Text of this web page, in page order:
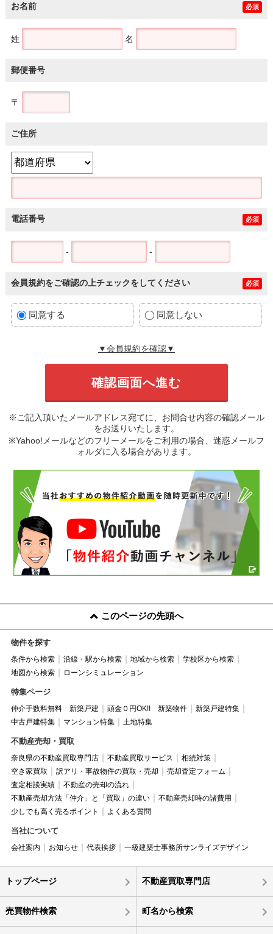
お名前 必須
姓 名
郵便番号
〒
ご住所
電話番号 必須
- -
会員規約をご確認の上チェックをしてください 必須
同意する 同意しない
▼会員規約を確認▼
※ご記入頂いたメールアドレス宛てに、お問合せ内容の確認メール
をお送りいたします。
※Yahoo!メールなどのフリーメールをご利用の場合、迷惑メールフ
ォルダに入る場合があります。
このページの先頭へ
物件を探す
条件から検索 沿線・駅から検索 地域から検索
学校区から検索
地図から検索
ローンシミュレーション
特集ページ
仲介手数料無料 新築戸建 頭金０円OK!! 新築物件
新築戸建特集
中古戸建特集
マンション特集 土地特集
不動産売却・買取
奈良県の不動産買取専門店 不動産買取サービス
相続対策
空き家買取
訳アリ・事故物件の買取・売却
売却査定フォーム
査定相談実績
不動産の売却の流れ
不動産売却方法「仲介」と「買取」の違い
不動産売却時の諸費用
少しでも高く売るポイント
よくある質問
当社について
会社案内 お知らせ 代表挨拶 一級建築士事務所サンライズデザイン
トップページ 不動産買取専門店
売買物件検索 町名から検索